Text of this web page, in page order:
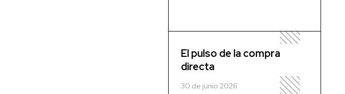
El pulso de la compra
directa
30 de junio 2026